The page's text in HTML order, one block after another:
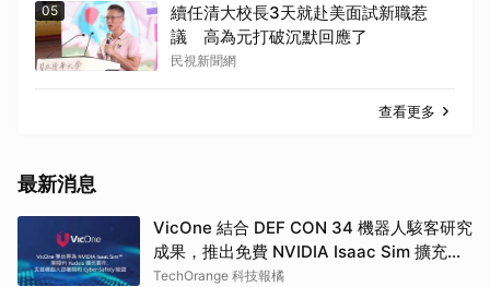
05
續任清大校長3天就赴美面試新職惹
議 高為元打破沉默回應了
民視新聞網
查看更多
最新消息
VicOne 結合 DEF CON 34 機器人駭客研究
成果，推出免費 NVIDIA Isaac Sim 擴充套
件
TechOrange 科技報橘